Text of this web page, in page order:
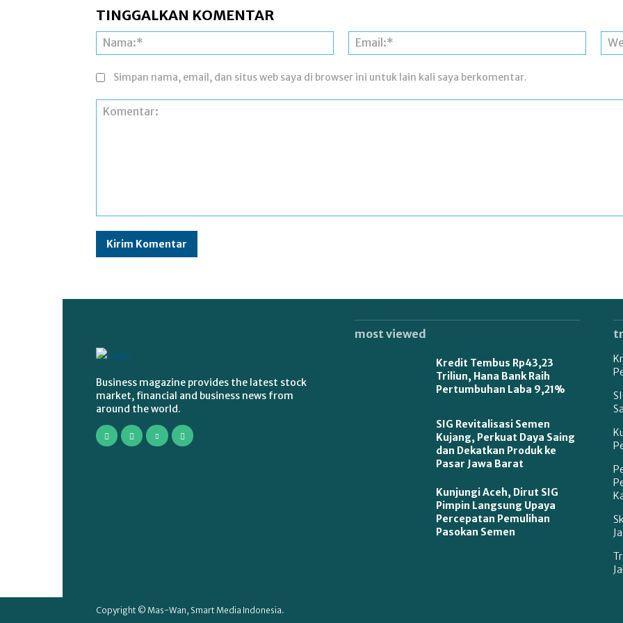
TINGGALKAN KOMENTAR
Nama:* Email:*
Simpan nama, email, dan situs web saya di browser ini untuk lain kali saya berkomentar.
Business magazine provides the latest stock
market, financial and business news from
around the world.
most viewed
Kredit Tembus Rp43,23
Triliun, Hana Bank Raih
Pertumbuhan Laba 9,21%
SIG Revitalisasi Semen
Kujang, Perkuat Daya Saing
dan Dekatkan Produk ke
Pasar Jawa Barat
Kunjungi Aceh, Dirut SIG
Pimpin Langsung Upaya
Percepatan Pemulihan
Pasokan Semen
Copyright © Mas-Wan, Smart Media Indonesia.